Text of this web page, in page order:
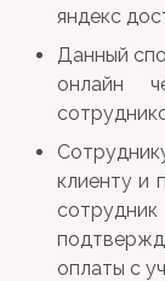
яндекс
Данный
онлайн
клиенту и
оплаты с